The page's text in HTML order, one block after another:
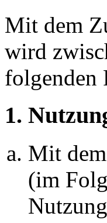
Mit dem
wird
folgenden
1.
Mit
(im